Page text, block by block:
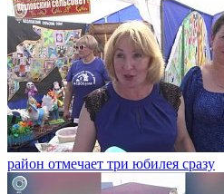
район отмечает три юбилея сразу